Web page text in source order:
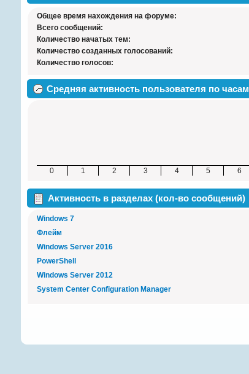
Общее время нахождения на форуме:
Всего сообщений:
Количество начатых тем:
Количество созданных голосований:
Количество голосов:
Средняя активность пользователя по часам
0 1 2 3 4 5 6
Активность в разделах (кол-во сообщений)
Windows 7
Флейм
Windows Server 2016
PowerShell
Windows Server 2012
System Center Configuration Manager